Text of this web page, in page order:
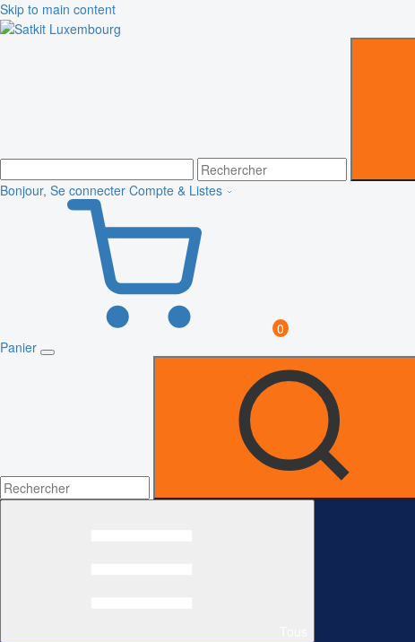
Skip to main content
Bonjour, Se connecter Compte & Listes
0
Panier